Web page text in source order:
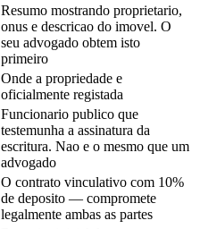
Resumo mostrando proprietario,
onus e descricao do imovel. O
seu advogado obtem isto
primeiro
Onde a propriedade e
oficialmente registada
Funcionario publico que
testemunha a assinatura da
escritura. Nao e o mesmo que um
advogado
O contrato vinculativo com 10%
de deposito — compromete
legalmente ambas as partes